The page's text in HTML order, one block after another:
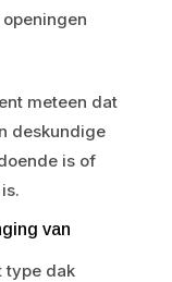
meteen dat
deskundige
is of
van
type dak